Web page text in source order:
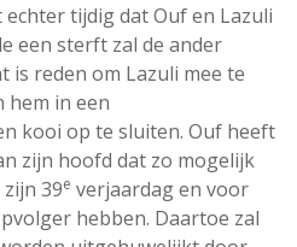
tijdig dat Ouf en Lazuli
een sterft zal de ander
is reden om Lazuli mee te
hem in een
kooi op te sluiten. Ouf heeft
zijn hoofd dat zo mogelijk
39e verjaardag en voor
hebben. Daartoe zal